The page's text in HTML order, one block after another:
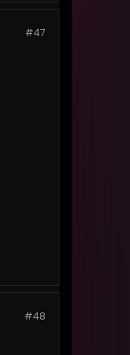
#47
#48